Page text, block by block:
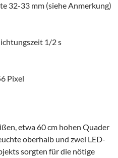
32-33 mm (siehe Anmerkung)
1/2 s
Pixel
etwa 60 cm hohen Quader
oberhalb und zwei LED-
sorgten für die nötige